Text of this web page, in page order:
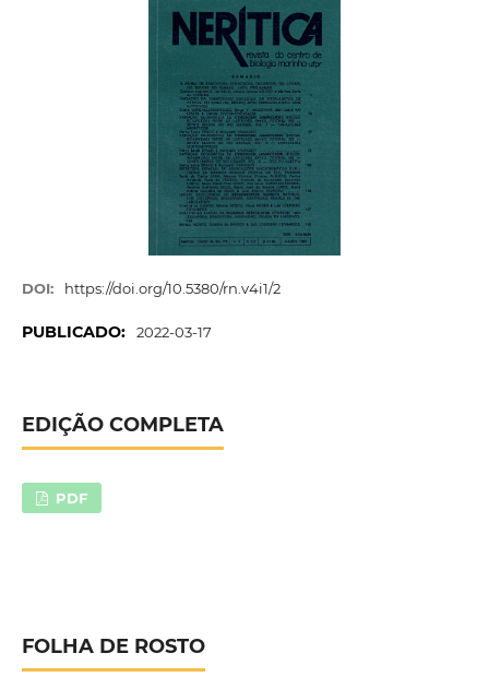
DOI: https://doi.org/10.5380/rn.v4i1/2
PUBLICADO: 2022-03-17
EDIÇÃO COMPLETA
PDF
FOLHA DE ROSTO